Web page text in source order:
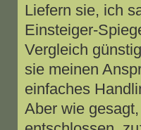
Liefern sie, ich
Einsteiger-
Vergleich
sie meinen
einfaches
Aber wie